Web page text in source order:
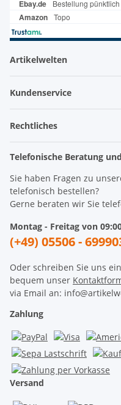
Artikelwelten
Kundenservice
Rechtliches
Telefonische Beratung
Sie haben Fragen zu
telefonisch bestellen?
Gerne beraten wir Sie
Montag - Freitag von
(+49) 05506 -
Oder schreiben Sie uns
bequem unser
via Email an:
Zahlung
Versand